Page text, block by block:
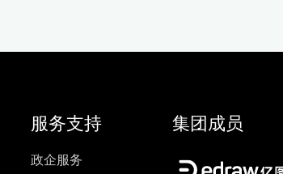
服务支持
政企服务
集团成员